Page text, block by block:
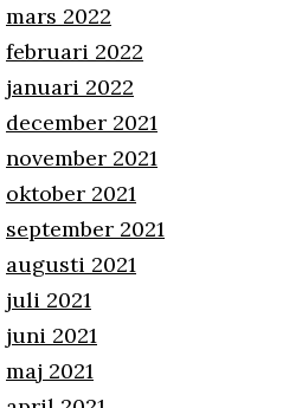
mars 2022
februari 2022
januari 2022
december 2021
november 2021
oktober 2021
september 2021
augusti 2021
juli 2021
juni 2021
maj 2021